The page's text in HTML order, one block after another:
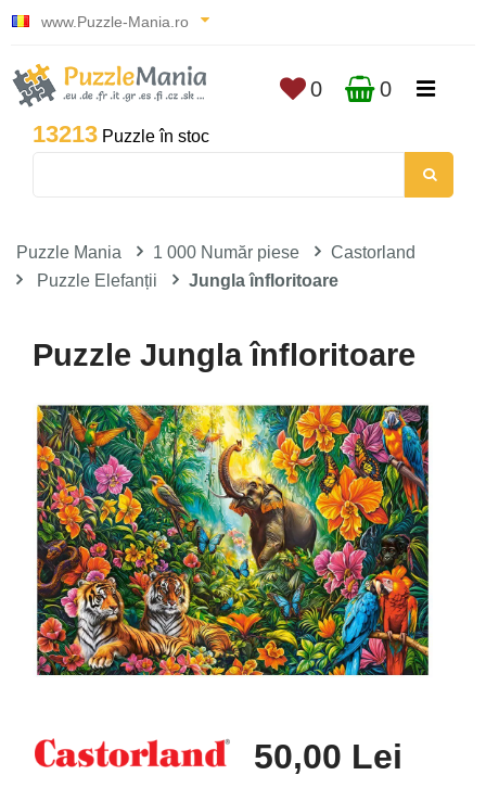
www.Puzzle-Mania.ro
13213 Puzzle în stoc
0 0
Puzzle Mania 1 000 Număr piese
Castorland
Puzzle Elefanții
Jungla înfloritoare
Puzzle Jungla înfloritoare
50,00 Lei